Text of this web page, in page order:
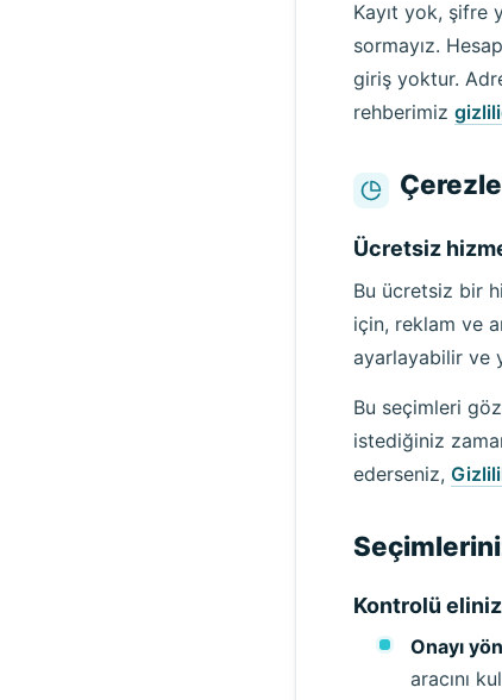
Kayıt yok, şifre
sormayız.
giriş yoktur.
rehberimiz
Ücretsiz
Bu ücretsiz bir
için, reklam ve
ayarlayabilir ve
Bu seçimleri
istediğiniz
ederseniz,
Kontrolü
Onayı
aracını